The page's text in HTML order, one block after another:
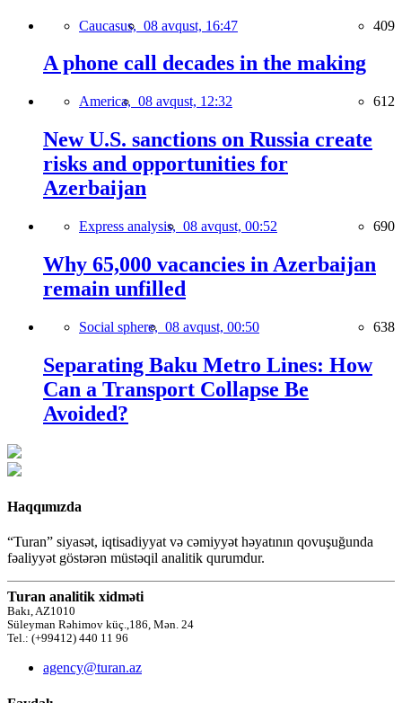
Caucasus, 08 avqust, 16:47 409
A phone call decades in the making
America, 08 avqust, 12:32 612
New U.S. sanctions on Russia create
risks and opportunities for
Azerbaijan
Express analysis, 08 avqust, 00:52 690
Why 65,000 vacancies in Azerbaijan
remain unfilled
Social sphere, 08 avqust, 00:50 638
Separating Baku Metro Lines: How
Can a Transport Collapse Be
Avoided?
Haqqımızda
“Turan” siyasət, iqtisadiyyat və cəmiyyət həyatının qovuşuğunda
fəaliyyət göstərən müstəqil analitik qurumdur.
Turan analitik xidməti
Bakı, AZ1010
Süleyman Rəhimov küç.,186, Mən. 24
Tel.: (+99412) 440 11 96
agency@turan.az